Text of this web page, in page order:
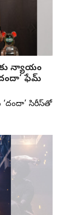
న్యాయం
ఫేమ్
సిరీస్‌తో